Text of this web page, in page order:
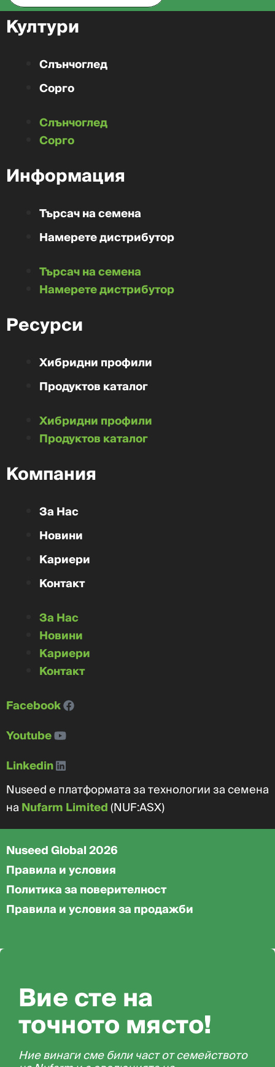
Култури
Слънчоглед
Сорго
Слънчоглед
Сорго
Информация
Търсач на семена
Намерете дистрибутор
Търсач на семена
Намерете дистрибутор
Ресурси
Хибридни профили
Продуктов каталог
Хибридни профили
Продуктов каталог
Компания
За Нас
Новини
Кариери
Контакт
За Нас
Новини
Кариери
Контакт
Facebook
Youtube
Linkedin
Nuseed е платформата за технологии за семена
наNufarm Limited(NUF:ASX)
Nuseed Global 2026
Правила и условия
Политика за поверителност
Правила и условия за продажби
Вие сте на
точното място!
Ние винаги сме били част от семейството